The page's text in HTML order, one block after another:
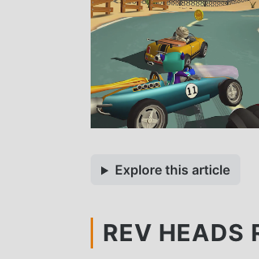
Explore this article
REV HEADS